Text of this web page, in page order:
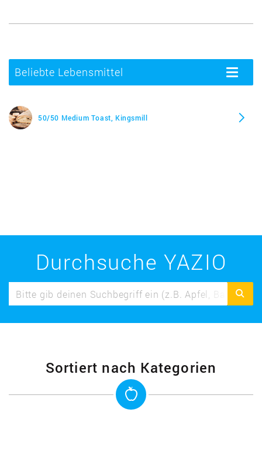
Beliebte Lebensmittel
Toggle
50/50 Medium Toast, Kingsmill
Durchsuche YAZIO
Sortiert nach Kategorien